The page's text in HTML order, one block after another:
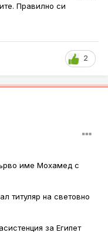
Правилно си
2
име Мохамед с
титуляр на световно
за Египет